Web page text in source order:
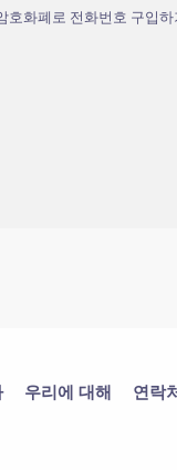
호화폐로 전화번호 구입하
우리에 대해 연락